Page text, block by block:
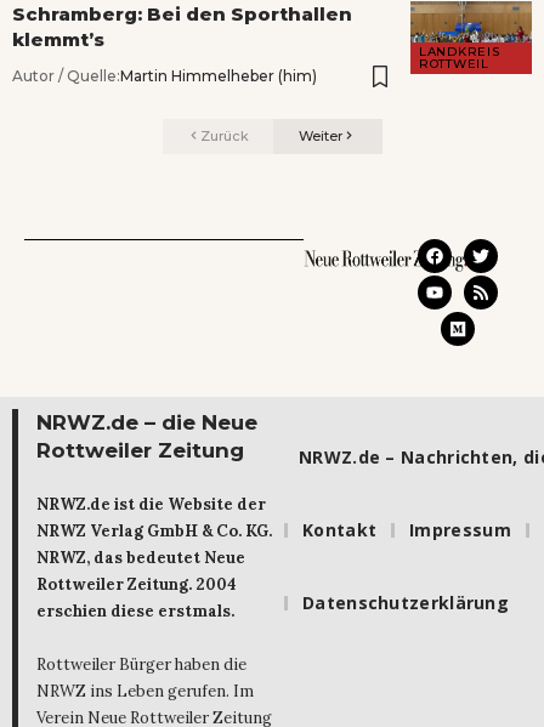
LANDKREIS
ROTTWEIL
Schramberg: Bei den Sporthallen
klemmt’s
Autor / Quelle:Martin Himmelheber (him)
Zurück Weiter
NRWZ.de – die Neue
Rottweiler Zeitung
NRWZ.de ist die Website der
NRWZ Verlag GmbH & Co. KG.
NRWZ, das bedeutet Neue
Rottweiler Zeitung. 2004
erschien diese erstmals.
Rottweiler Bürger haben die
NRWZ ins Leben gerufen. Im
Verein Neue Rottweiler Zeitung
NRWZ.de – Nachrichten,
Kontakt Impressum
Datenschutzerklärung